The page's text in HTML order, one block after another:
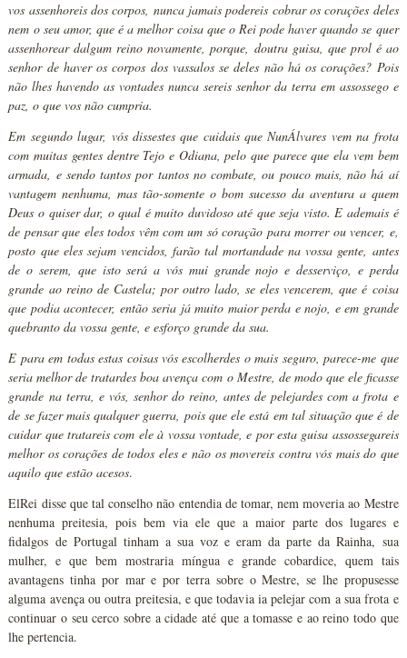
vos assenhoreis dos corpos, nunca jamais podereis cobrar os corações deles
nem o seu amor, que é a melhor coisa que o Rei pode haver quando se quer
assenhorear dalgum reino novamente, porque, doutra guisa, que prol é ao
senhor de haver os corpos dos vassalos se deles não há os corações? Pois
não lhes havendo as vontades nunca sereis senhor da terra em assossego e
paz, o que vos não cumpria.
Em segundo lugar, vós dissestes que cuidais que NunÁlvares vem na frota
com muitas gentes dentre Tejo e Odiana, pelo que parece que ela vem bem
armada, e sendo tantos por tantos no combate, ou pouco mais, não há aí
vantagem nenhuma, mas tão-somente o bom sucesso da aventura a quem
Deus o quiser dar, o qual é muito duvidoso até que seja visto. E ademais é
de pensar que eles todos vêm com um só coração para morrer ou vencer, e,
posto que eles sejam vencidos, farão tal mortandade na vossa gente, antes
de o serem, que isto será a vós mui grande nojo e desserviço, e perda
grande ao reino de Castela; por outro lado, se eles vencerem, que é coisa
que podia acontecer, então seria já muito maior perda e nojo, e em grande
quebranto da vossa gente, e esforço grande da sua.
E para em todas estas coisas vós escolherdes o mais seguro, parece-me que
seria melhor de tratardes boa avença com o Mestre, de modo que ele ficasse
grande na terra, e vós, senhor do reino, antes de pelejardes com a frota e
de se fazer mais qualquer guerra, pois que ele está em tal situação que é de
cuidar que tratareis com ele à vossa vontade, e por esta guisa assossegareis
melhor os corações de todos eles e não os movereis contra vós mais do que
aquilo que estão acesos.
ElRei disse que tal conselho não entendia de tomar, nem moveria ao Mestre
nenhuma preitesia, pois bem via ele que a maior parte dos lugares e
fidalgos de Portugal tinham a sua voz e eram da parte da Rainha, sua
mulher, e que bem mostraria míngua e grande cobardice, quem tais
avantagens tinha por mar e por terra sobre o Mestre, se lhe propusesse
alguma avença ou outra preitesia, e que todavia ia pelejar com a sua frota e
continuar o seu cerco sobre a cidade até que a tomasse e ao reino todo que
lhe pertencia.